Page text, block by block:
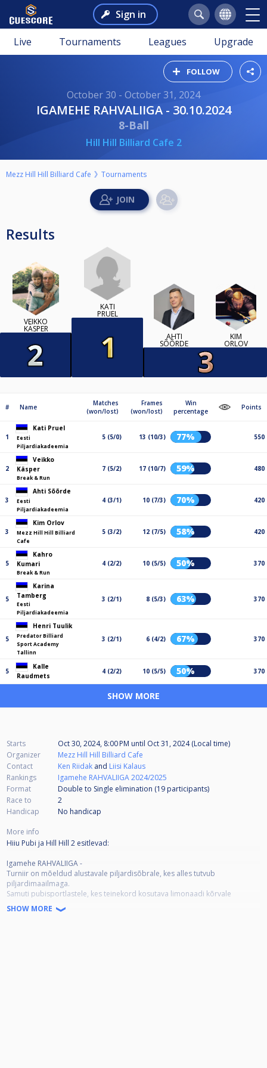
Sign in
Live Tournaments Leagues Upgrade
FOLLOW
October 30 - October 31, 2024
IGAMEHE RAHVALIIGA - 30.10.2024
8-Ball
Hill Hill Billiard Cafe 2
Mezz Hill Hill Billiard Cafe Tournaments
Results
VEIKKO
KÄSPER
KATI
PRUEL
AHTI
SÕÕRDE
KIM
ORLOV
# Name
Matches
(won/lost)
Frames
(won/lost)
Win
percentage
Points
1
Kati Pruel
Eesti
Piljardiakadeemia
5 (5/0) 13 (10/3) 77% 550
2
Veikko
Käsper
Break & Run
7 (5/2) 17 (10/7) 59% 480
3
Ahti Sõõrde
Eesti
Piljardiakadeemia
4 (3/1) 10 (7/3) 70% 420
3
Kim Orlov
Mezz Hill Hill Billiard
Cafe
5 (3/2) 12 (7/5) 58% 420
5
Kahro
Kumari
Break & Run
4 (2/2) 10 (5/5) 50% 370
5
Karina
Tamberg
Eesti
Piljardiakadeemia
3 (2/1) 8 (5/3) 63% 370
5
Henri Tuulik
Predator Billiard
Sport Academy
Tallinn
3 (2/1) 6 (4/2) 67% 370
5
Kalle
Raudmets
4 (2/2) 10 (5/5) 50% 370
SHOW MORE
Starts Oct 30, 2024, 8:00 PM until Oct 31, 2024 (Local time)
Organizer
Mezz Hill Hill Billiard Cafe
Contact
Ken Riidak and Liisi Kalaus
Rankings
Igamehe RAHVALIIGA 2024/2025
Format
Double to Single elimination (19 participants)
Race to
2
Handicap
No handicap
More info
Hiiu Pubi ja Hill Hill 2 esitlevad:
Igamehe RAHVALIIGA -
Turniir on mõeldud alustavale piljardisõbrale, kes alles tutvub
piljardimaailmaga.
Samuti pubisportlastele, kes teinekord kosutava limonaadi kõrvale
sõpradega piljardit mängivad.
Iga kuu toimub vähemalt üks etapp.
SHOW MORE